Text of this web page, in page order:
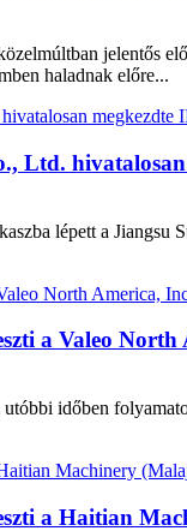
jelentős
haladnak előre...
Ltd.
lépett a
a Valeo
időben
a Haitian